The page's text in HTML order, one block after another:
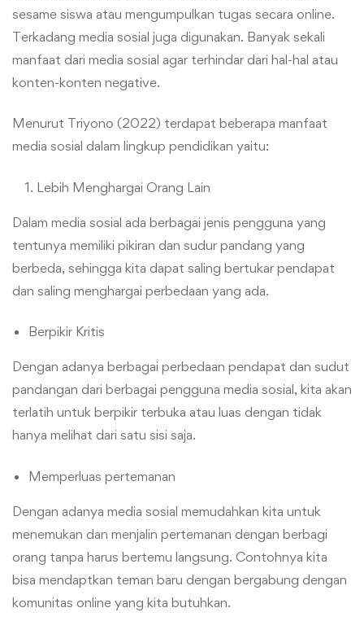
sesame siswa atau mengumpulkan tugas secara online.
Terkadang media sosial juga digunakan. Banyak sekali
manfaat dari media sosial agar terhindar dari hal-hal atau
konten-konten negative.
Menurut Triyono (2022) terdapat beberapa manfaat
media sosial dalam lingkup pendidikan yaitu:
Lebih Menghargai Orang Lain
Dalam media sosial ada berbagai jenis pengguna yang
tentunya memiliki pikiran dan sudur pandang yang
berbeda, sehingga kita dapat saling bertukar pendapat
dan saling menghargai perbedaan yang ada.
Berpikir Kritis
Dengan adanya berbagai perbedaan pendapat dan sudut
pandangan dari berbagai pengguna media sosial, kita akan
terlatih untuk berpikir terbuka atau luas dengan tidak
hanya melihat dari satu sisi saja.
Memperluas pertemanan
Dengan adanya media sosial memudahkan kita untuk
menemukan dan menjalin pertemanan dengan berbagi
orang tanpa harus bertemu langsung. Contohnya kita
bisa mendaptkan teman baru dengan bergabung dengan
komunitas online yang kita butuhkan.